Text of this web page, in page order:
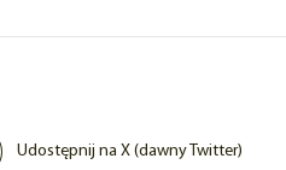
Udostępnij na X (dawny Twitter)